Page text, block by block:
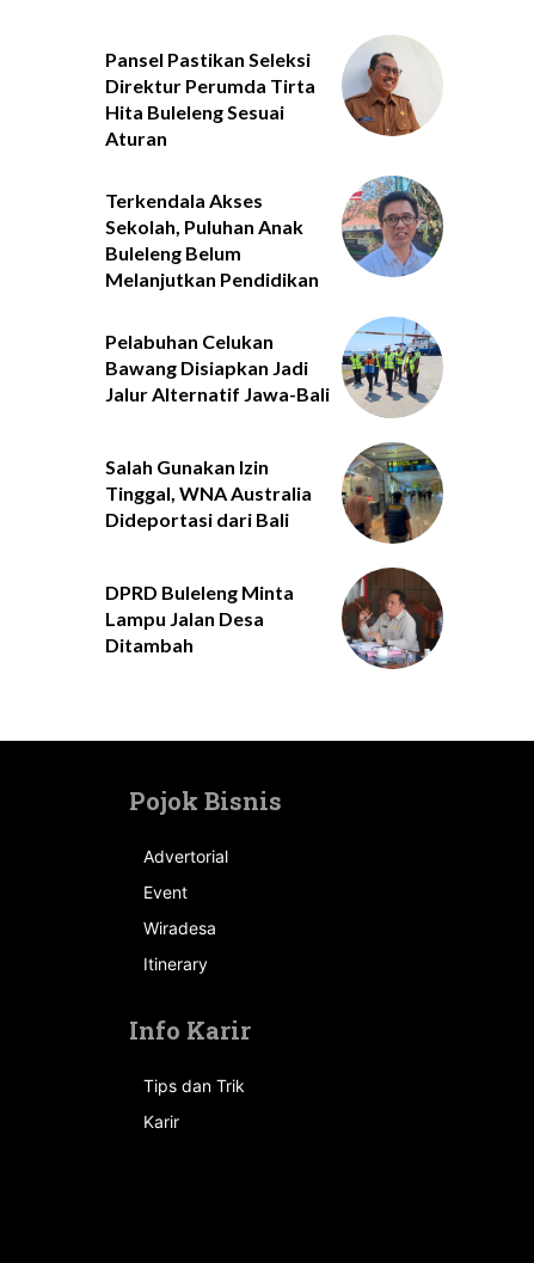
Pansel Pastikan Seleksi
Direktur Perumda Tirta
Hita Buleleng Sesuai
Aturan
Terkendala Akses
Sekolah, Puluhan Anak
Buleleng Belum
Melanjutkan Pendidikan
Pelabuhan Celukan
Bawang Disiapkan Jadi
Jalur Alternatif Jawa-Bali
Salah Gunakan Izin
Tinggal, WNA Australia
Dideportasi dari Bali
DPRD Buleleng Minta
Lampu Jalan Desa
Ditambah
Pojok Bisnis
Advertorial
Event
Wiradesa
Itinerary
Info Karir
Tips dan Trik
Karir